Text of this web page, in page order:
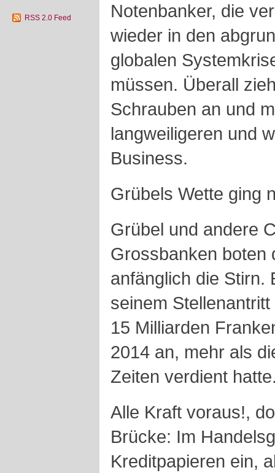
RSS 2.0 Feed
Notenbanker, die
wieder in den
globalen
müssen. Überall
Schrauben an und
langweiligeren und
Business.
Grübels Wette ging
Grübel und andere
Grossbanken boten
anfänglich die Stirn.
seinem
15 Milliarden
2014 an, mehr als
Zeiten verdient
Alle Kraft voraus!,
Brücke: Im
Kreditpapieren ein,